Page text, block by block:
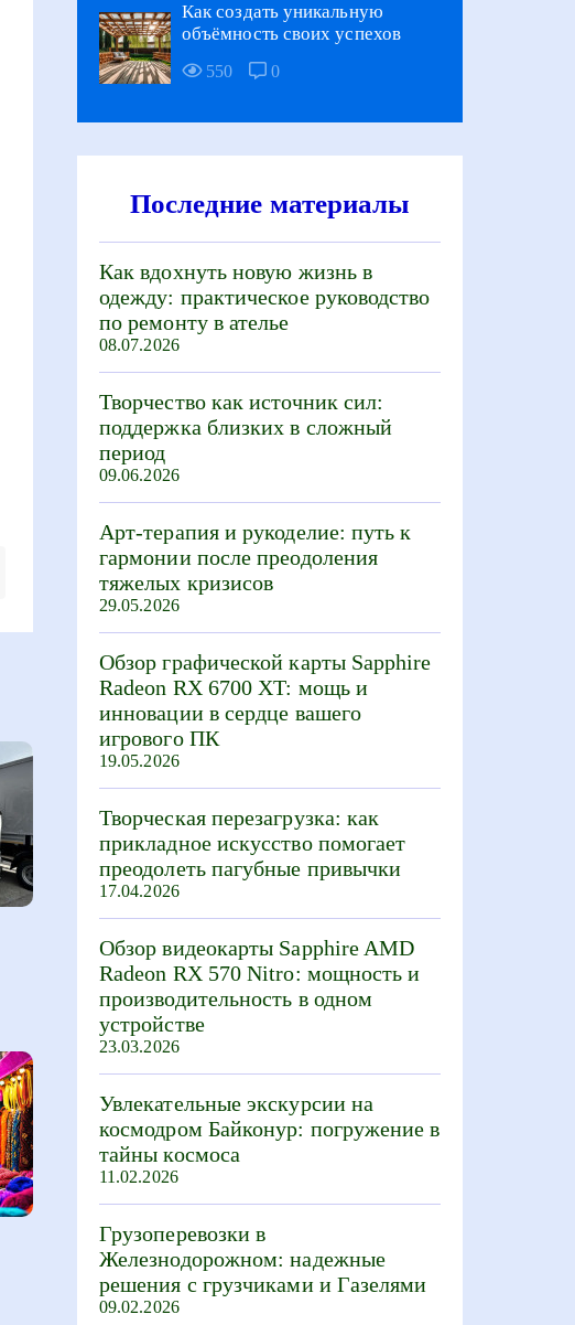
Как создать уникальную
объёмность своих успехов
550 0
Последние материалы
Как вдохнуть новую жизнь в
одежду: практическое руководство
по ремонту в ателье
08.07.2026
Творчество как источник сил:
поддержка близких в сложный
период
09.06.2026
Арт-терапия и рукоделие: путь к
гармонии после преодоления
тяжелых кризисов
29.05.2026
Обзор графической карты Sapphire
Radeon RX 6700 XT: мощь и
инновации в сердце вашего
игрового ПК
19.05.2026
Творческая перезагрузка: как
прикладное искусство помогает
преодолеть пагубные привычки
17.04.2026
Обзор видеокарты Sapphire AMD
Radeon RX 570 Nitro: мощность и
производительность в одном
устройстве
23.03.2026
Увлекательные экскурсии на
космодром Байконур: погружение в
тайны космоса
11.02.2026
Грузоперевозки в
Железнодорожном: надежные
решения с грузчиками и Газелями
09.02.2026